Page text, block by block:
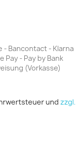
- Bancontact - Klarna
Pay - Pay by Bank
(Vorkasse)
und zzgl.